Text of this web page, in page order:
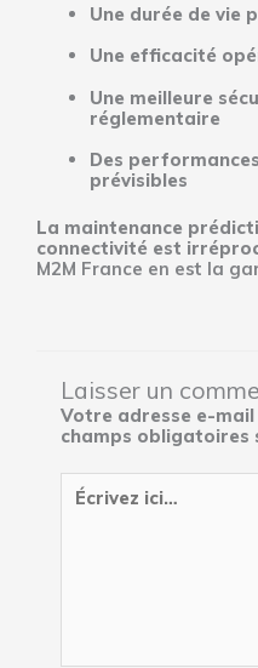
Une durée de vie
Une efficacité
Une meilleure
réglementaire
Des
prévisibles
La maintenance
connectivité est
M2M France en est la
Laisser un
Votre adresse e-
champs obligatoires
Écrivez
ici…